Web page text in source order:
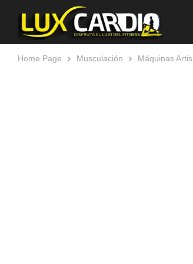
Home Page Musculación Máquinas Artis